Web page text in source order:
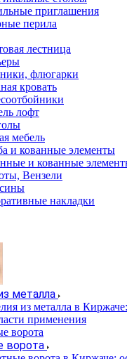
приглашения
перила
лестница
флюгарки
кровать
лофт
мебель
и кованные элементы
и кованные
Вензели
накладки
металла
из металла в
применения
ворота